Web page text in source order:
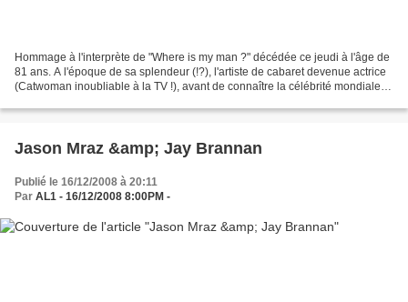
Hommage à l'interprète de "Where is my man ?" décédée ce jeudi à l'âge de
81 ans. A l'époque de sa splendeur (!?), l'artiste de cabaret devenue actrice
(Catwoman inoubliable à la TV !), avant de connaître la célébrité mondiale
Jason Mraz &amp; Jay Brannan
Publié le 16/12/2008 à 20:11
Par AL1 - 16/12/2008 8:00PM -